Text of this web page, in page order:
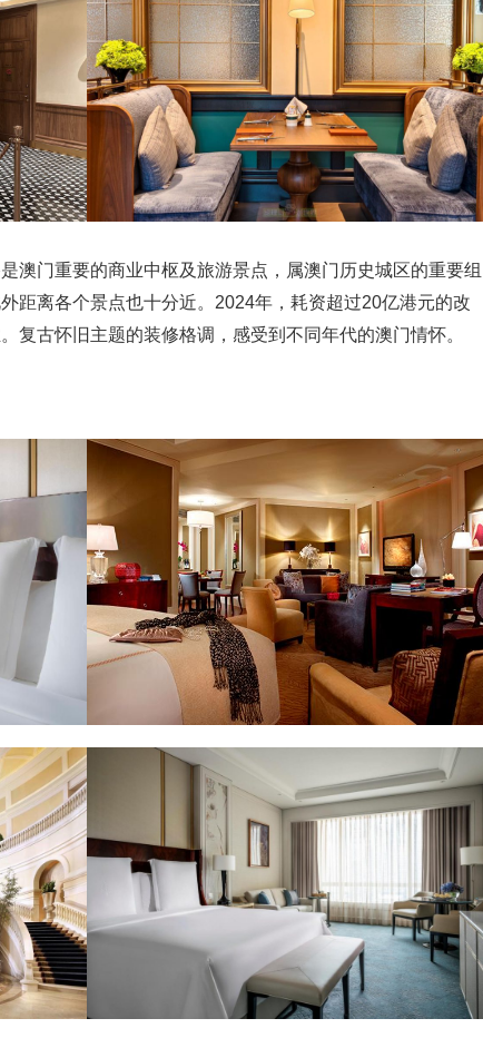
是澳门重要的商业中枢及旅游景点，属澳门历史城区的重要组
距离各个景点也十分近。2024年，耗资超过20亿港元的改
复古怀旧主题的装修格调，感受到不同年代的澳门情怀。